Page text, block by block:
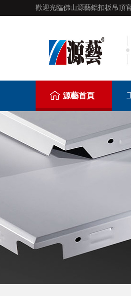
歡迎光臨佛山源藝鋁扣板吊頂
源藝首頁